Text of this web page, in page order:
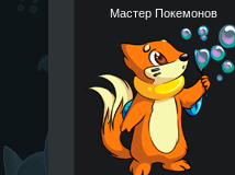
Мастер Покемонов